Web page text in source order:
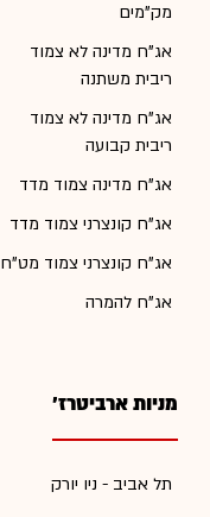
מק"מים
אג"ח מדינה לא צמוד
ריבית משתנה
אג"ח מדינה לא צמוד
ריבית קבועה
אג"ח מדינה צמוד מדד
אג"ח קונצרני צמוד מדד
אג"ח קונצרני צמוד מט"ח
אג"ח להמרה
מניות ארביטרז'
תל אביב - ניו יורק